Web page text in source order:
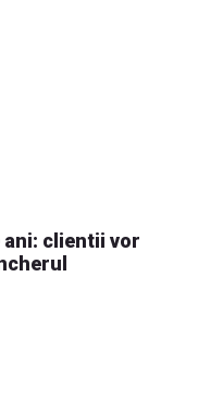
ani: clientii vor